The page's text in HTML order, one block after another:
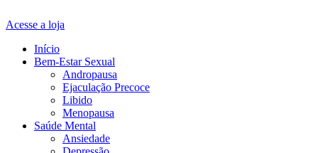
Acesse a loja
Início
Bem-Estar Sexual
Andropausa
Ejaculação Precoce
Libido
Menopausa
Saúde Mental
Ansiedade